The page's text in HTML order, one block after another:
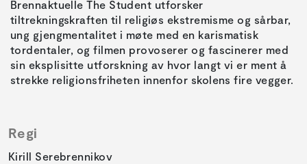
Brennaktuelle The Student utforsker
tiltrekningskraften til religiøs ekstremisme og sårbar,
ung gjengmentalitet i møte med en karismatisk
tordentaler, og filmen provoserer og fascinerer med
sin eksplisitte utforskning av hvor langt vi er ment å
strekke religionsfriheten innenfor skolens fire vegger.
Regi
Kirill Serebrennikov